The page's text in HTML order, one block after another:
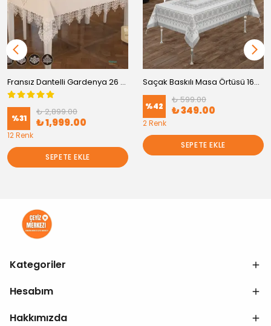
Fransız Dantelli Gardenya 26 Parça Yemek Takımı
%31
₺ 2,899.00
₺ 1,999.00
12 Renk
SEPETE EKLE
Saçak Baskılı Masa Örtüsü 160x220 cm
%42
₺ 599.00
₺ 349.00
2 Renk
SEPETE EKLE
Kategoriler
Hesabım
Hakkımızda